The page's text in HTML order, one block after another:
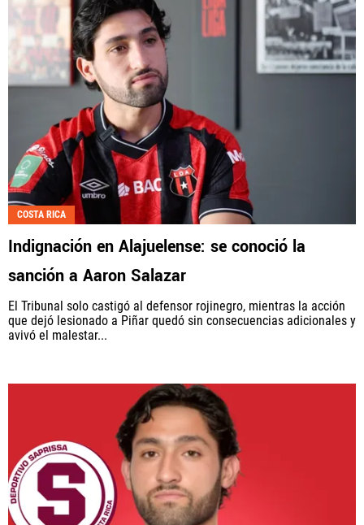
COSTA RICA
Indignación en Alajuelense: se conoció la
sanción a Aaron Salazar
El Tribunal solo castigó al defensor rojinegro, mientras la acción
que dejó lesionado a Piñar quedó sin consecuencias adicionales y
avivó el malestar...